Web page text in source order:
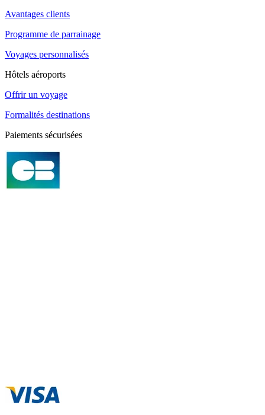
Avantages clients
Programme de parrainage
Voyages personnalisés
Hôtels aéroports
Offrir un voyage
Formalités destinations
Paiements sécurisées